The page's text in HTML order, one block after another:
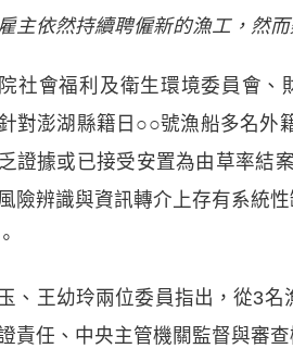
主依然持續聘僱新的漁工，然
社會福利及衛生環境委員會
對澎湖縣籍日○○號漁船多名外
證據或已接受安置為由草率結
險辨識與資訊轉介上存有系統
、王幼玲兩位委員指出，從3
責任、中央主管機關監督與審